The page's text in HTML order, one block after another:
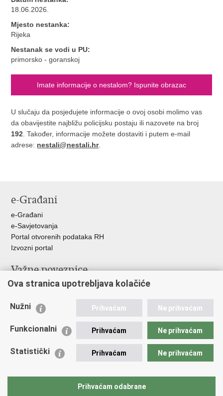
18.06.2026.
Mjesto nestanka:
Rijeka
Nestanak se vodi u PU:
primorsko - goranskoj
Imate informacije o nestalom? Ispunite obrazac
U slučaju da posjedujete informacije o ovoj osobi molimo vas
da obavijestite najbližu policijsku postaju ili nazovete na broj
192 . Također, informacije možete dostaviti i putem e-mail
adrese: nestali@nestali.hr.
e-Građani
e-Građani
e-Savjetovanja
Portal otvorenih podataka RH
Izvozni portal
Važne poveznice
Ministarstvo unutarnjih poslova RH
Nestale osobe u Domovinskom ratu (Ministarstvo hrvatskih
Ministarstvo znanosti i obrazovanja
Ova stranica upotrebljava kolačiće
Nužni Prihvaćam Ne prihvaćam
Funkcionalni Prihvaćam Ne prihvaćam
Statistički Prihvaćam Ne prihvaćam
Prihvaćam odabrane